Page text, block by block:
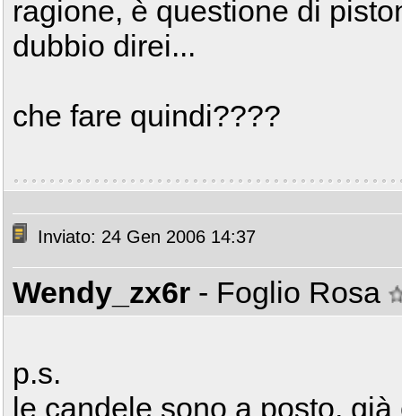
ragione, è questione di
dubbio direi...
che fare quindi????
Inviato: 24 Gen 2006 14:37
Wendy_zx6r - Foglio Rosa
p.s.
le candele sono a posto, già